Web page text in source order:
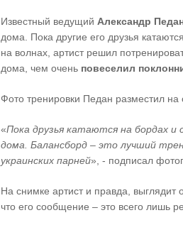
Известный ведущий Александр
дома. Пока другие его друзья
на волнах, артист решил
дома, чем очень повеселил
Фото тренировки Педан разместил
«Пока друзья катаются на бордах
дома. Балансборд – это лучший
украинских парней», - подписал
На снимке артист и правда, выглядит
что его сообщение – это всего лишь